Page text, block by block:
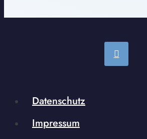
Datenschutz
Impressum